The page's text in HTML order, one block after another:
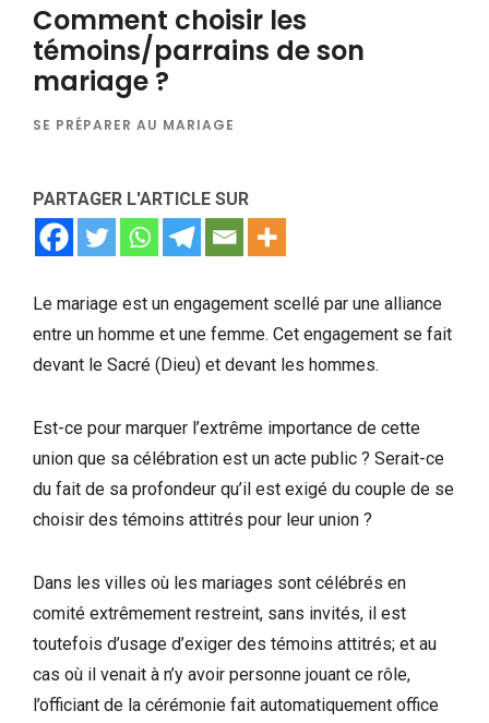
Comment choisir les
témoins/parrains de son
mariage ?
SE PRÉPARER AU MARIAGE
PARTAGER L'ARTICLE SUR
Le mariage est un engagement scellé par une alliance
entre un homme et une femme. Cet engagement se fait
devant le Sacré (Dieu) et devant les hommes.
Est-ce pour marquer l’extrême importance de cette
union que sa célébration est un acte public ? Serait-ce
du fait de sa profondeur qu’il est exigé du couple de se
choisir des témoins attitrés pour leur union ?
Dans les villes où les mariages sont célébrés en
comité extrêmement restreint, sans invités, il est
toutefois d’usage d’exiger des témoins attitrés; et au
cas où il venait à n’y avoir personne jouant ce rôle,
l’officiant de la cérémonie fait automatiquement office